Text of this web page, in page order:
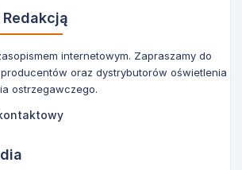
internetowym. Zapraszamy do
oraz dystrybutorów oświetlenia
ostrzegawczego.